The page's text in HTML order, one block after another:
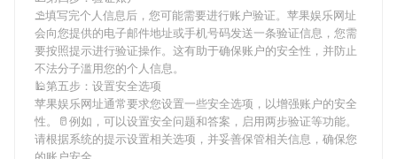
⛱填写完个人信息后，您可能需要进行账户验证。 苹果娱乐网址
会向您提供的电子邮件地址或手机号码发送一条验证信息，您需
要按照提示进行验证操作。这有助于确保账户的安全性，并防止
不法分子滥用您的个人信息。
🕌第五步：设置安全选项
苹果娱乐网址通常要求您设置一些安全选项，以增强账户的安全
性。🥛例如，可以设置安全问题和答案，启用两步验证等功能。
请根据系统的提示设置相关选项，并妥善保管相关信息，确保您